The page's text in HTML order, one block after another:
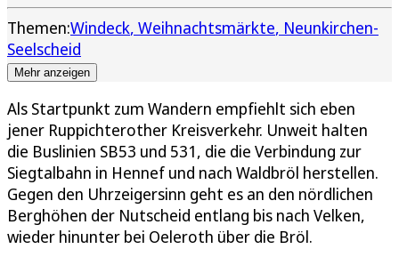
Themen:Windeck Weihnachtsmärkte Neunkirchen-
Seelscheid
Mehr anzeigen
Als Startpunkt zum Wandern empfiehlt sich eben
jener Ruppichterother Kreisverkehr. Unweit halten
die Buslinien SB53 und 531, die die Verbindung zur
Siegtalbahn in Hennef und nach Waldbröl herstellen.
Gegen den Uhrzeigersinn geht es an den nördlichen
Berghöhen der Nutscheid entlang bis nach Velken,
wieder hinunter bei Oeleroth über die Bröl.